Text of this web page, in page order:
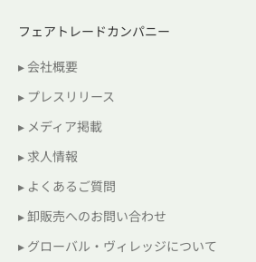
フェアトレードカンパニー
▸ 会社概要
▸ プレスリリース
▸ メディア掲載
▸ 求人情報
▸ よくあるご質問
▸ 卸販売へのお問い合わせ
▸ グローバル・ヴィレッジについて